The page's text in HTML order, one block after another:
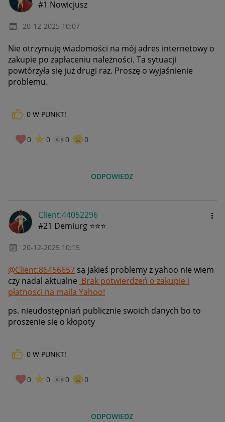
#1 Nowicjusz
‎20-12-2025 10:07
Nie otrzymuję wiadomości na mój adres internetowy o
zakupie po zapłaceniu należności. Ta sytuacji
powtórzyła się już drugi raz. Proszę o wyjaśnienie
problemu.
0 W PUNKT!
0 0 0 0
ODPOWIEDZ
Client:44052296
#21 Demiurg ⭐⭐⭐
‎20-12-2025 10:15
@Client:86456657 są jakieś problemy zyahoo nie wiem
czy nadal aktualne Brak potwierdzeń o zakupie i
płatnosci na maila Yahoo!
ps. nieudostępniań publicznie swoich danych bo to
proszenie się o kłopoty
0 W PUNKT!
0 0 0 0
ODPOWIEDZ